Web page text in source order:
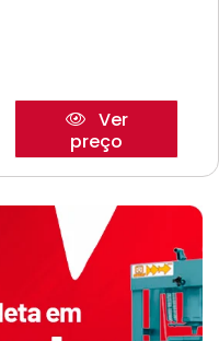
Ver
preço